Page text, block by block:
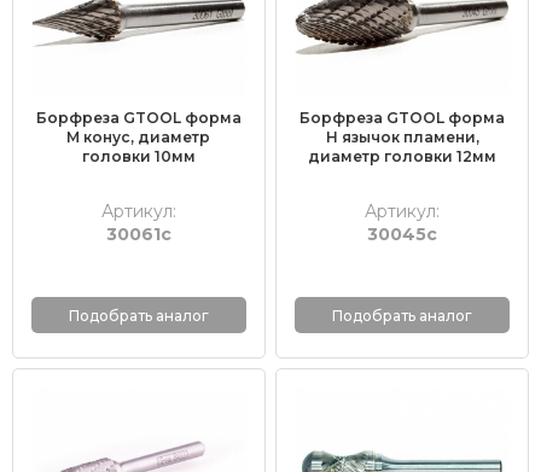
Борфреза GTOOL форма
M конус, диаметр
головки 10мм
Артикул:
30061с
Подобрать аналог
Борфреза GTOOL форма
H язычок пламени,
диаметр головки 12мм
Артикул:
30045с
Подобрать аналог